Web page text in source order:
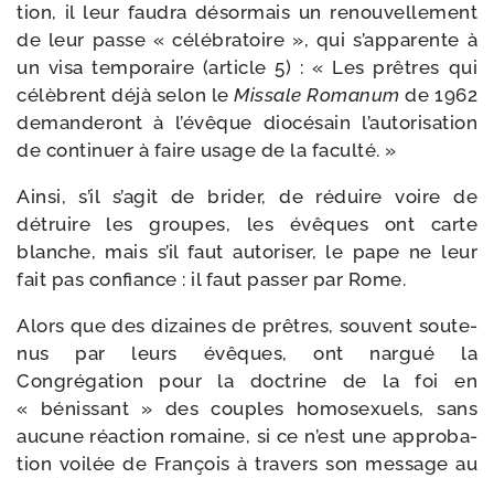
tion, il leur fau­dra désor­mais un renou­vel­le­ment
de leur passe « célé­bra­toire », qui s’apparente à
un visa tem­po­raire (article 5) : « Les prêtres qui
célèbrent déjà selon leMissale Romanum de 1962
deman­de­ront à l’évêque dio­cé­sain l’autorisation
de conti­nuer à faire usage de la faculté. »
Ainsi, s’il s’agit de bri­der, de réduire voire de
détruire les groupes, les évêques ont carte
blanche, mais s’il faut auto­ri­ser, le pape ne leur
fait pas confiance : il faut pas­ser par Rome.
Alors que des dizaines de prêtres, sou­vent sou­te­
nus par leurs évêques, ont nar­gué la
Congrégation pour la doc­trine de la foi en
« bénis­sant » des couples homo­sexuels, sans
aucune réac­tion romaine, si ce n’est une appro­ba­
tion voi­lée de François à tra­vers son mes­sage au